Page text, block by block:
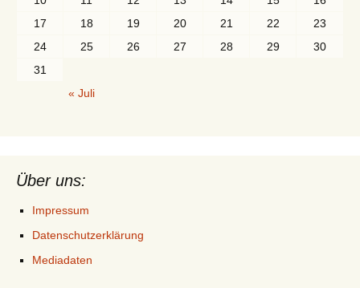
17
18 19 20 21 22
23
24
25 26 27 28 29
30
31
« Juli
Über uns:
Impressum
Datenschutzerklärung
Mediadaten